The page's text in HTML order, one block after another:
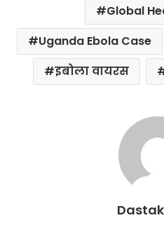
Global
Uganda Ebola Case
इबोला वायरस